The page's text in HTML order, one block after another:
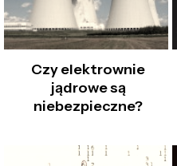
Czy elektrownie
jądrowe są
niebezpieczne?